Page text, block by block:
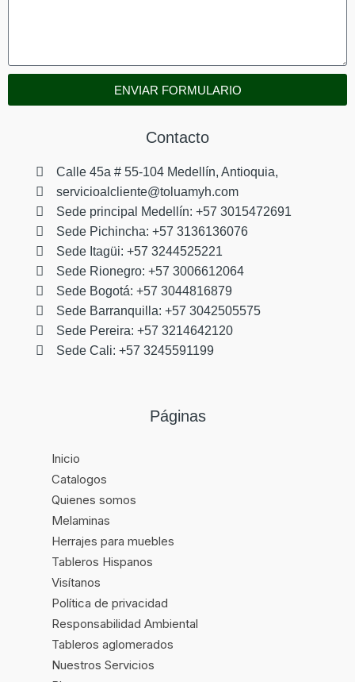
ENVIAR FORMULARIO
Contacto
Calle 45a # 55-104 Medellín, Antioquia,
servicioalcliente@toluamyh.com
Sede principal Medellín: +57 3015472691
Sede Pichincha: +57 3136136076
Sede Itagüi: +57 3244525221
Sede Rionegro: +57 3006612064
Sede Bogotá: +57 3044816879
Sede Barranquilla: +57 3042505575
Sede Pereira: +57 3214642120
Sede Cali: +57 3245591199
Páginas
Inicio
Catalogos
Quienes somos
Melaminas
Herrajes para muebles
Tableros Hispanos
Visítanos
Política de privacidad
Responsabilidad Ambiental
Tableros aglomerados
Nuestros Servicios